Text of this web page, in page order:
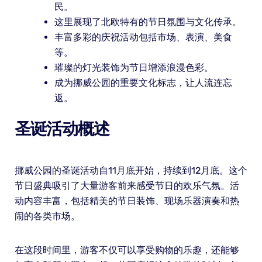
民。
这里展现了北欧特有的节日氛围与文化传承。
丰富多彩的庆祝活动包括市场、表演、美食
等。
璀璨的灯光装饰为节日增添浪漫色彩。
成为挪威公园的重要文化标志，让人流连忘
返。
圣诞活动概述
挪威公园的圣诞活动自11月底开始，持续到12月底。这个
节日盛典吸引了大量游客前来感受节日的欢乐气氛。活
动内容丰富，包括精美的节日装饰、现场乐器演奏和热
闹的各类市场。
在这段时间里，游客不仅可以享受购物的乐趣，还能够